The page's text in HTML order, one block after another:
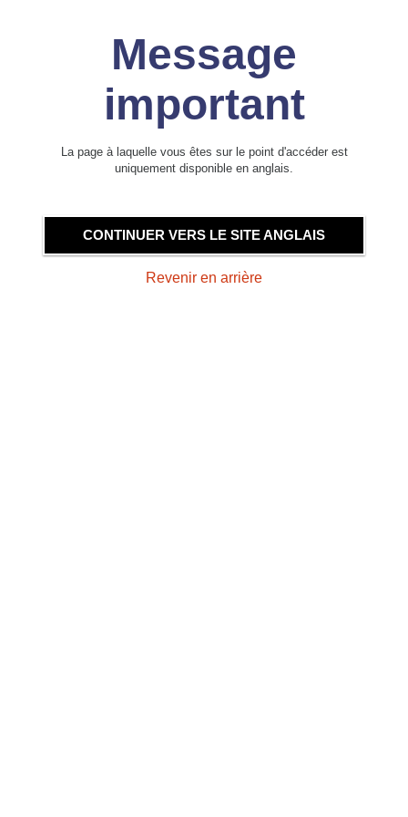
Message
important
La page à laquelle vous êtes sur le point d'accéder est
uniquement disponible en anglais.
CONTINUER VERS LE SITE ANGLAIS
Revenir en arrière